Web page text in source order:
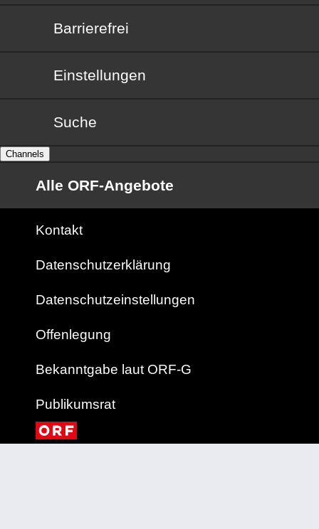
Barrierefrei
Barrierefrei
Einstellungen
Suche
Channels
Alle ORF-Angebote
Kontakt
Datenschutzerklärung
Datenschutzeinstellungen
Offenlegung
Bekanntgabe laut ORF-G
Publikumsrat